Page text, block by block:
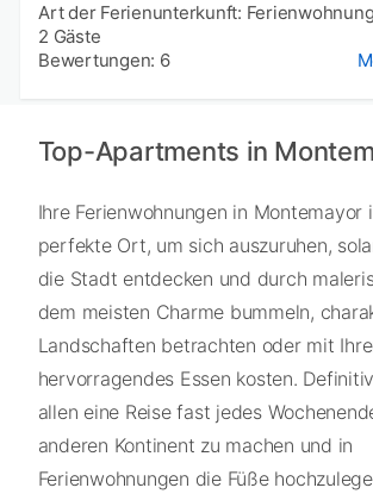
Art der Ferienunterkunft: Ferienwohnung
2 Gäste
Bewertungen: 6
Top-Apartments in
Ihre Ferienwohnungen in Montemayor
perfekte Ort, um sich auszuruhen,
die Stadt entdecken und durch
dem meisten Charme bummeln,
Landschaften betrachten oder mit
hervorragendes Essen kosten.
allen eine Reise fast jedes
anderen Kontinent zu machen und in
Ferienwohnungen die Füße